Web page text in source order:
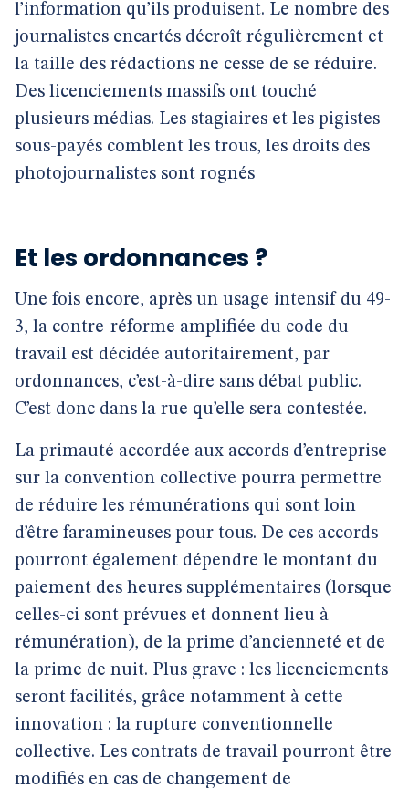
l’information qu’ils produisent. Le nombre des
journalistes encartés décroît régulièrement et
la taille des rédactions ne cesse de se réduire.
Des licenciements massifs ont touché
plusieurs médias. Les stagiaires et les pigistes
sous-payés comblent les trous, les droits des
photojournalistes sont rognés
Et les ordonnances ?
Une fois encore, après un usage intensif du 49-
3, la contre-réforme amplifiée du code du
travail est décidée autoritairement, par
ordonnances, c’est-à-dire sans débat public.
C’est donc dans la rue qu’elle sera contestée.
La primauté accordée aux accords d’entreprise
sur la convention collective pourra permettre
de réduire les rémunérations qui sont loin
d’être faramineuses pour tous. De ces accords
pourront également dépendre le montant du
paiement des heures supplémentaires (lorsque
celles-ci sont prévues et donnent lieu à
rémunération), de la prime d’ancienneté et de
la prime de nuit. Plus grave : les licenciements
seront facilités, grâce notamment à cette
innovation : la rupture conventionnelle
collective. Les contrats de travail pourront être
modifiés en cas de changement de